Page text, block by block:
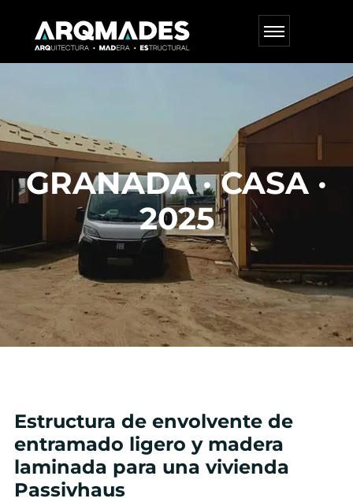
GRANADA · CASA ·
2025
Estructura de envolvente de
entramado ligero y madera
laminada para una vivienda
Passivhaus